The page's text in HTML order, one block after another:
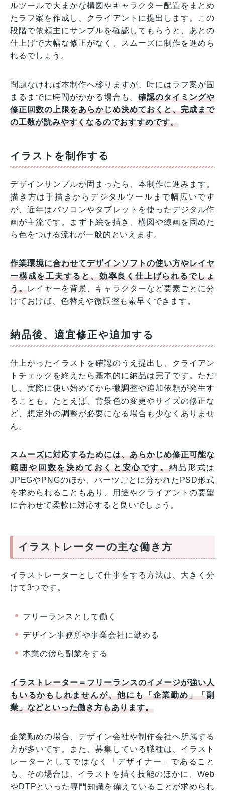
ルツールで大まかな構図やキャラクター配置をまとめ
たラフ案を作成し、クライアントに提出します。この
段階で依頼主にサンプルを確認してもらうと、あとの
仕上げで大幅な修正がなく、スムーズに制作を進めら
れるでしょう。
問題なければ本制作へ移りますが、時にはラフ案が固
まるまでに時間がかかる場合も。確認のタイミングや
修正回数の上限をあらかじめ決めておくと、完成まで
の工数が読みやすくなるのでおすすめです。
イラストを制作する
デザインサンプルが固まったら、本制作に進みます。
描き方は手描きからデジタルツールまで幅広いです
が、近年はパソコンやタブレットを使ったデジタル作
画が主流です。まず下絵を描き、構図や線画を固めた
ら色をつける流れが一般的といえます。
作業環境に合わせてデザインソフトの使い方やレイヤ
ー構成を工夫すると、効率良く仕上げられるでしょ
う。レイヤーを背景、キャラクターなど要素ごとに分
けておけば、色替えや微調整も素早くできます。
納品後、適宜修正や追加する
仕上がったイラストを確認のうえ提出し、クライアン
トチェックを終えたら基本的に納品は完了です。ただ
し、実際に使い始めてから微調整や追加依頼が発生す
ることも。たとえば、背景色の変更やサイズの修正な
ど、想定外の調整が必要になる場合も少なくありませ
ん。
スムーズに対応するためには、あらかじめ修正可能な
範囲や回数を決めておくと安心です。納品形式は
JPEGやPNGのほか、パーツごとに分かれたPSD形式
を求められることもあり、用途やクライアントの要望
に合わせて柔軟に対応すると良いでしょう。
イラストレーターの主な働き方
イラストレーターとして仕事をする方法は、大きく分
けて3つです。
フリーランスとして働く
デザイン事務所や事業会社に勤める
本業の傍ら副業をする
イラストレーター＝フリーランスのイメージが強い人
もいるかもしれませんが、他にも「企業勤め」「副
業」などといった働き方もあります。
企業勤めの場合、デザイン会社や制作会社へ所属する
方が多いです。また、募集している職種は、イラスト
レーターとしてではなく「デザイナー」であること
も。その場合は、イラストを描く技能のほかに、Web
やDTPといった専門知識を備えていることが求められ